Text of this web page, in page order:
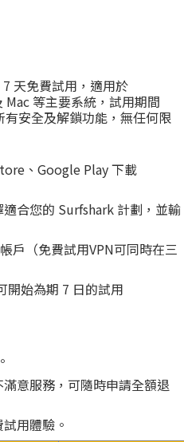
天免費試用，適用於
等主要系統，試用期間
有安全及解鎖功能，無任何限
、Google Play 下載
合您的 Surfshark 計劃，並輸
戶（免費試用VPN可同時在三
開始為期 7 日的試用
意服務，可隨時申請全額退
用體驗。